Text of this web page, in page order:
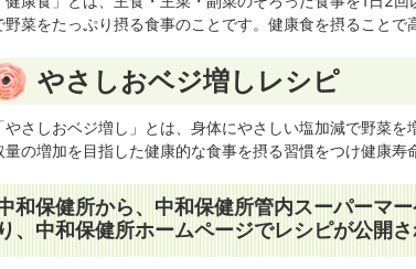
野菜をたっぷり摂る食事のことです。健康食を摂ることで
やさしおベジ増しレシピ
「やさしおベジ増し」とは、身体にやさしい塩加減で野菜
量の増加を目指した健康的な食事を摂る習慣をつけ健康寿
和保健所から、中和保健所管内スーパーマ
り、中和保健所ホームページでレシピが公開さ